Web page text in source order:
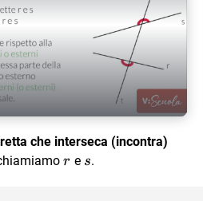
Play Video
che interseca (incontra)
r
r e s
s.